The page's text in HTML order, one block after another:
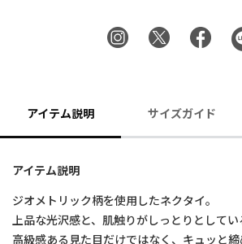
アイテム説明 サイズガイド
アイテム説明
ジオメトリック柄を使用したネクタイ。
上品な光沢感と、肌触りがしっとりとしてい
高級感ある見た目だけではなく、キュッと